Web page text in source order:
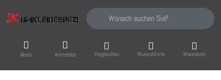
Geben Sie einen Suchbegriff ein. Während
Menü Anmelden Vergleichen Wunschliste Warenkorb